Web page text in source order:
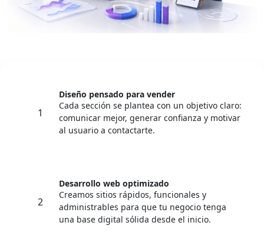
1
Diseño pensado para vender
Cada sección se plantea con un objetivo claro:
comunicar mejor, generar confianza y motivar
al usuario a contactarte.
2
Desarrollo web optimizado
Creamos sitios rápidos, funcionales y
administrables para que tu negocio tenga
una base digital sólida desde el inicio.